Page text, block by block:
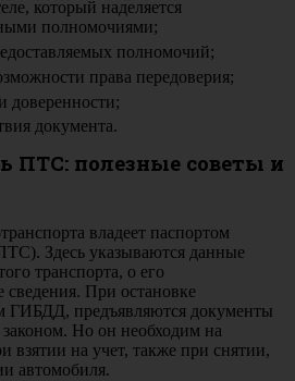
который наделяется
полномочиями;
полномочий;
права передоверия;
доверенности;
документа.
ПТС: полезные советы и
владеет паспортом
Здесь указываются данные
транспорта, о его
При остановке
ГИБДД, предъявляются документы
Но он необходим на
взятии на учет, также при снятии,
автомобиля.